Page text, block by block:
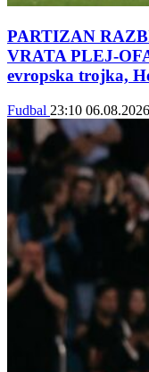
PARTIZAN
VRATA PLEJ-
evropska trojka,
Fudbal 23:10